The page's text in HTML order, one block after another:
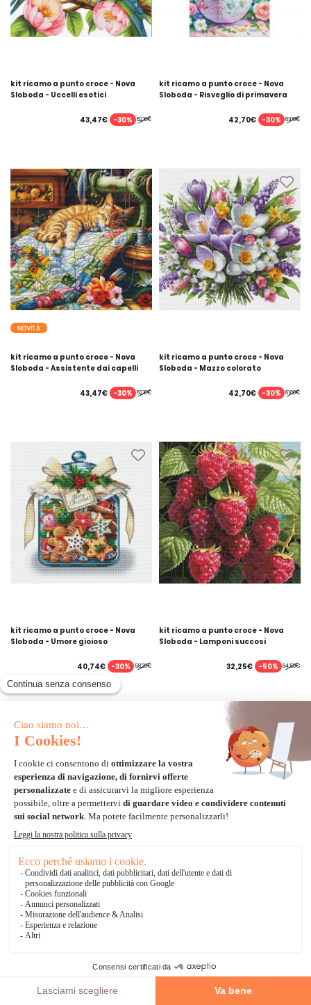
kit ricamo a punto croce - Nova
Sloboda - Uccelli esotici
62,10€
43,47€ -30%
kit ricamo a punto croce - Nova
Sloboda - Risveglio di primavera
61,00€
42,70€ -30%
NOVITÀ
kit ricamo a punto croce - Nova
Sloboda - Assistente dai capelli
62,10€
43,47€ -30%
kit ricamo a punto croce - Nova
Sloboda - Mazzo colorato
61,00€
42,70€ -30%
kit ricamo a punto croce - Nova
Sloboda - Umore gioioso
58,20€
40,74€ -30%
kit ricamo a punto croce - Nova
Sloboda - Lamponi succosi
64,50€
32,25€ -50%
SPEDIZIONE GRATUITA *
Kit di ricamo con perline - Nova
Sloboda - Bellezza asiatica